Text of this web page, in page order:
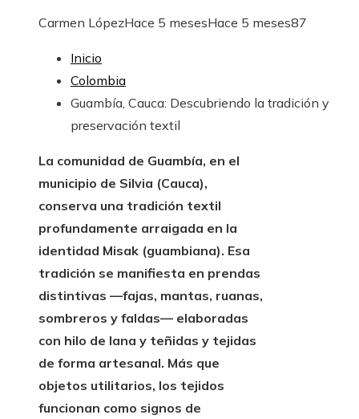
Carmen LópezHace 5 mesesHace 5 meses87
Inicio
Colombia
Guambía, Cauca: Descubriendo la tradición y
preservación textil
La comunidad de Guambía, en el
municipio de Silvia (Cauca),
conserva una tradición textil
profundamente arraigada en la
identidad Misak (guambiana). Esa
tradición se manifiesta en prendas
distintivas —fajas, mantas, ruanas,
sombreros y faldas— elaboradas
con hilo de lana y teñidas y tejidas
de forma artesanal. Más que
objetos utilitarios, los tejidos
funcionan como signos de